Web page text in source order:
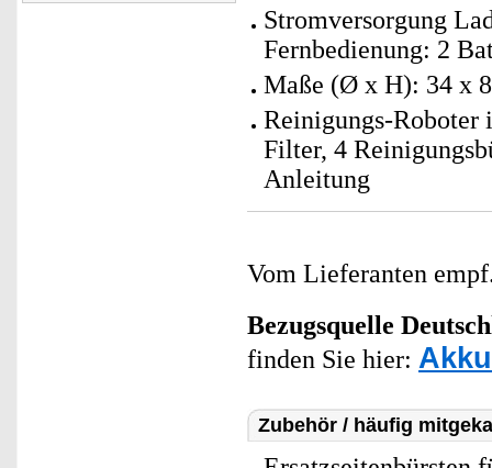
Stromversorgung
Fernbedienung: 2
Maße (Ø x H): 34 x
Reinigungs-Roboter
Filter, 4
Anleitung
Vom Lieferanten
Bezugsquelle
finden Sie hier:
Zubehör / häufig